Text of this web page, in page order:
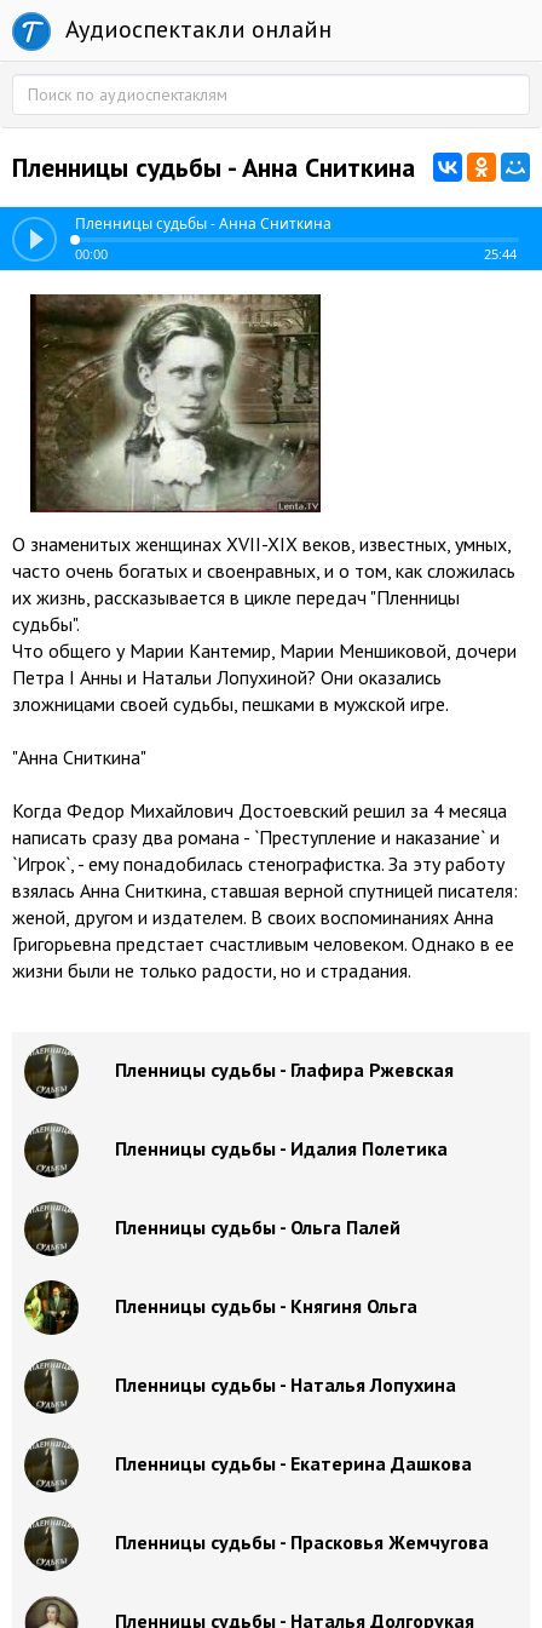
Аудиоспектакли онлайн
Пленницы судьбы - Анна Сниткина
Пленницы судьбы - Анна Сниткина
00:00 25:44
О знаменитых женщинах XVII-XIX веков, известных, умных,
часто очень богатых и своенравных, и о том, как сложилась
их жизнь, рассказывается в цикле передач "Пленницы
судьбы".
Что общего у Марии Кантемир, Марии Меншиковой, дочери
Петра I Анны и Натальи Лопухиной? Они оказались
зложницами своей судьбы, пешками в мужской игре.
"Анна Сниткина"
Когда Федор Михайлович Достоевский решил за 4 месяца
написать сразу два романа - `Преступление и наказание` и
`Игрок`, - ему понадобилась стенографистка. За эту работу
взялась Анна Сниткина, ставшая верной спутницей писателя:
женой, другом и издателем. В своих воспоминаниях Анна
Григорьевна предстает счастливым человеком. Однако в ее
жизни были не только радости, но и страдания.
Пленницы судьбы - Глафира Ржевская
Пленницы судьбы - Идалия Полетика
Пленницы судьбы - Ольга Палей
Пленницы судьбы - Княгиня Ольга
Пленницы судьбы - Наталья Лопухина
Пленницы судьбы - Екатерина Дашкова
Пленницы судьбы - Прасковья Жемчугова
Пленницы судьбы - Наталья Долгорукая